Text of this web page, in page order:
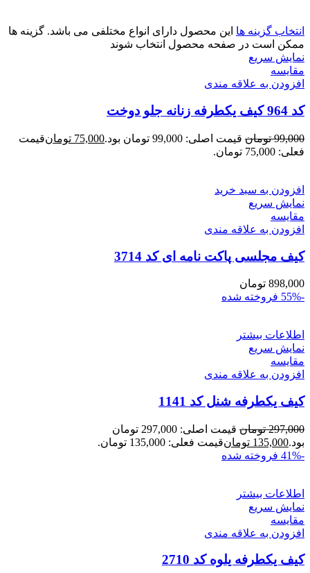
انتخاب گزینه ها این محصول دارای انواع مختلفی می باشد. گزینه ها
ممکن است در صفحه محصول انتخاب شوند
نمایش سریع
مقايسه
افزودن به علاقه مندی
کد 964 کیف یکطرفه زنانه جلو دوخت
99,000 تومان قیمت اصلی: 99,000 تومان بود. 75,000 تومانقیمت
فعلی: 75,000 تومان.
افزودن به سبد خرید
نمایش سریع
مقايسه
افزودن به علاقه مندی
کیف مجلسی پاکت نامه ای کد 3714
898,000 تومان
-55%
فروخته شده
اطلاعات بیشتر
نمایش سریع
مقايسه
افزودن به علاقه مندی
کیف یکطرفه شنل کد 1141
297,000 تومان
قیمت اصلی: 297,000 تومان
بود.135,000 تومانقیمت فعلی: 135,000 تومان.
-41%
فروخته شده
اطلاعات بیشتر
نمایش سریع
مقايسه
افزودن به علاقه مندی
کیف یکطرفه یلوه کد 2710